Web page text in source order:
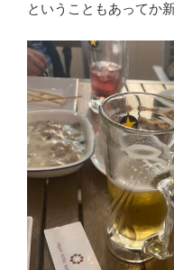
ということもあってか